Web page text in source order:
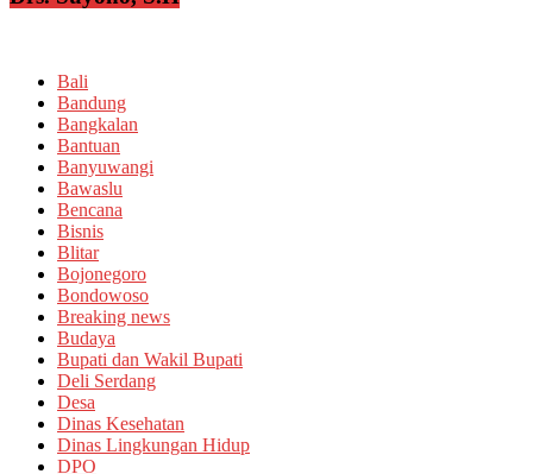
Bali
Bandung
Bangkalan
Bantuan
Banyuwangi
Bawaslu
Bencana
Bisnis
Blitar
Bojonegoro
Bondowoso
Breaking news
Budaya
Bupati dan Wakil Bupati
Deli Serdang
Desa
Dinas Kesehatan
Dinas Lingkungan Hidup
DPO